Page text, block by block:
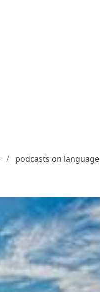
podcasts on language